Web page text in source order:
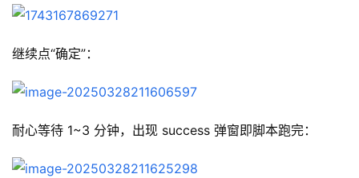
继续点“确定”：
耐心等待 1~3 分钟，出现 success 弹窗即脚本跑完：